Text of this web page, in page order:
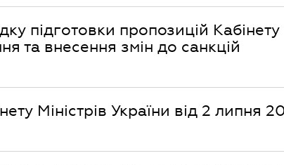
підготовки пропозицій Кабінету
та внесення змін до санкцій
Міністрів України від 2 липня